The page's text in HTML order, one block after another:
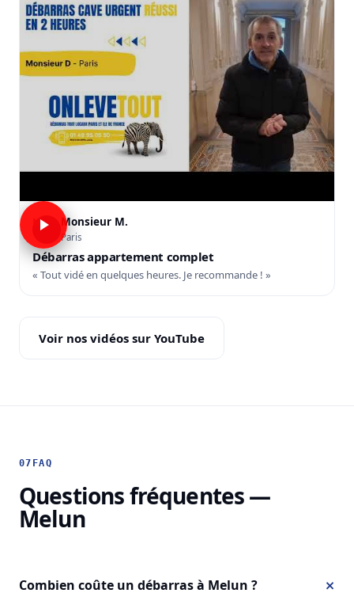
M Monsieur M.
Paris
Débarras appartement complet
« Tout vidé en quelques heures. Je recommande ! »
Voir nos vidéos sur YouTube
07 FAQ
Questions fréquentes —
Melun
Combien coûte un débarras à Melun ?